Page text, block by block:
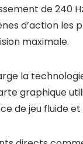
de 240
d’action
maximale.
la
graphique
de jeu fluide